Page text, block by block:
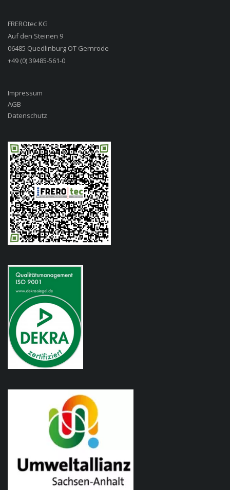
FREROtec KG
Auf den Steinen 9
06485 Quedlinburg OT Gernrode
+49 (0) 39485-561-0
Impressum
AGB
Datenschutz